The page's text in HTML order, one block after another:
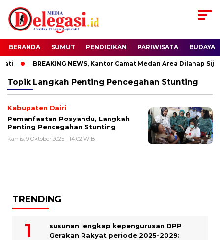
BERANDA SUMUT PENDIDIKAN PARIWISATA BUDAYA
BREAKING NEWS, Kantor Camat Medan Area Dilahap
Topik Langkah Penting Pencegahan Stunting
Kabupaten Dairi
Pemanfaatan Posyandu, Langkah
Penting Pencegahan Stunting
Kamis, 9 Oktober 2025 - 14:02 WIB
TRENDING
susunan lengkap kepengurusan DPP
Gerakan Rakyat periode 2025-2029: